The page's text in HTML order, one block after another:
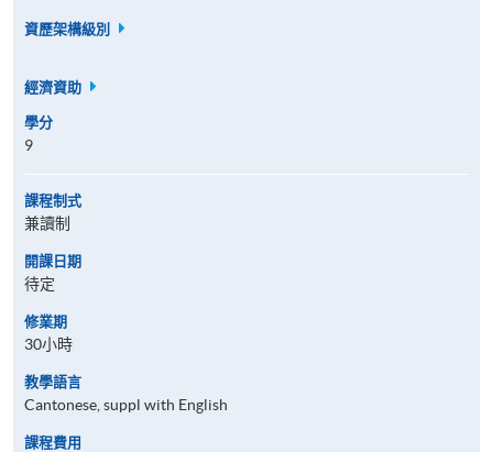
資歷架構級別
經濟資助
學分
9
課程制式
兼讀制
開課日期
待定
修業期
30小時
教學語言
Cantonese, suppl with English
課程費用